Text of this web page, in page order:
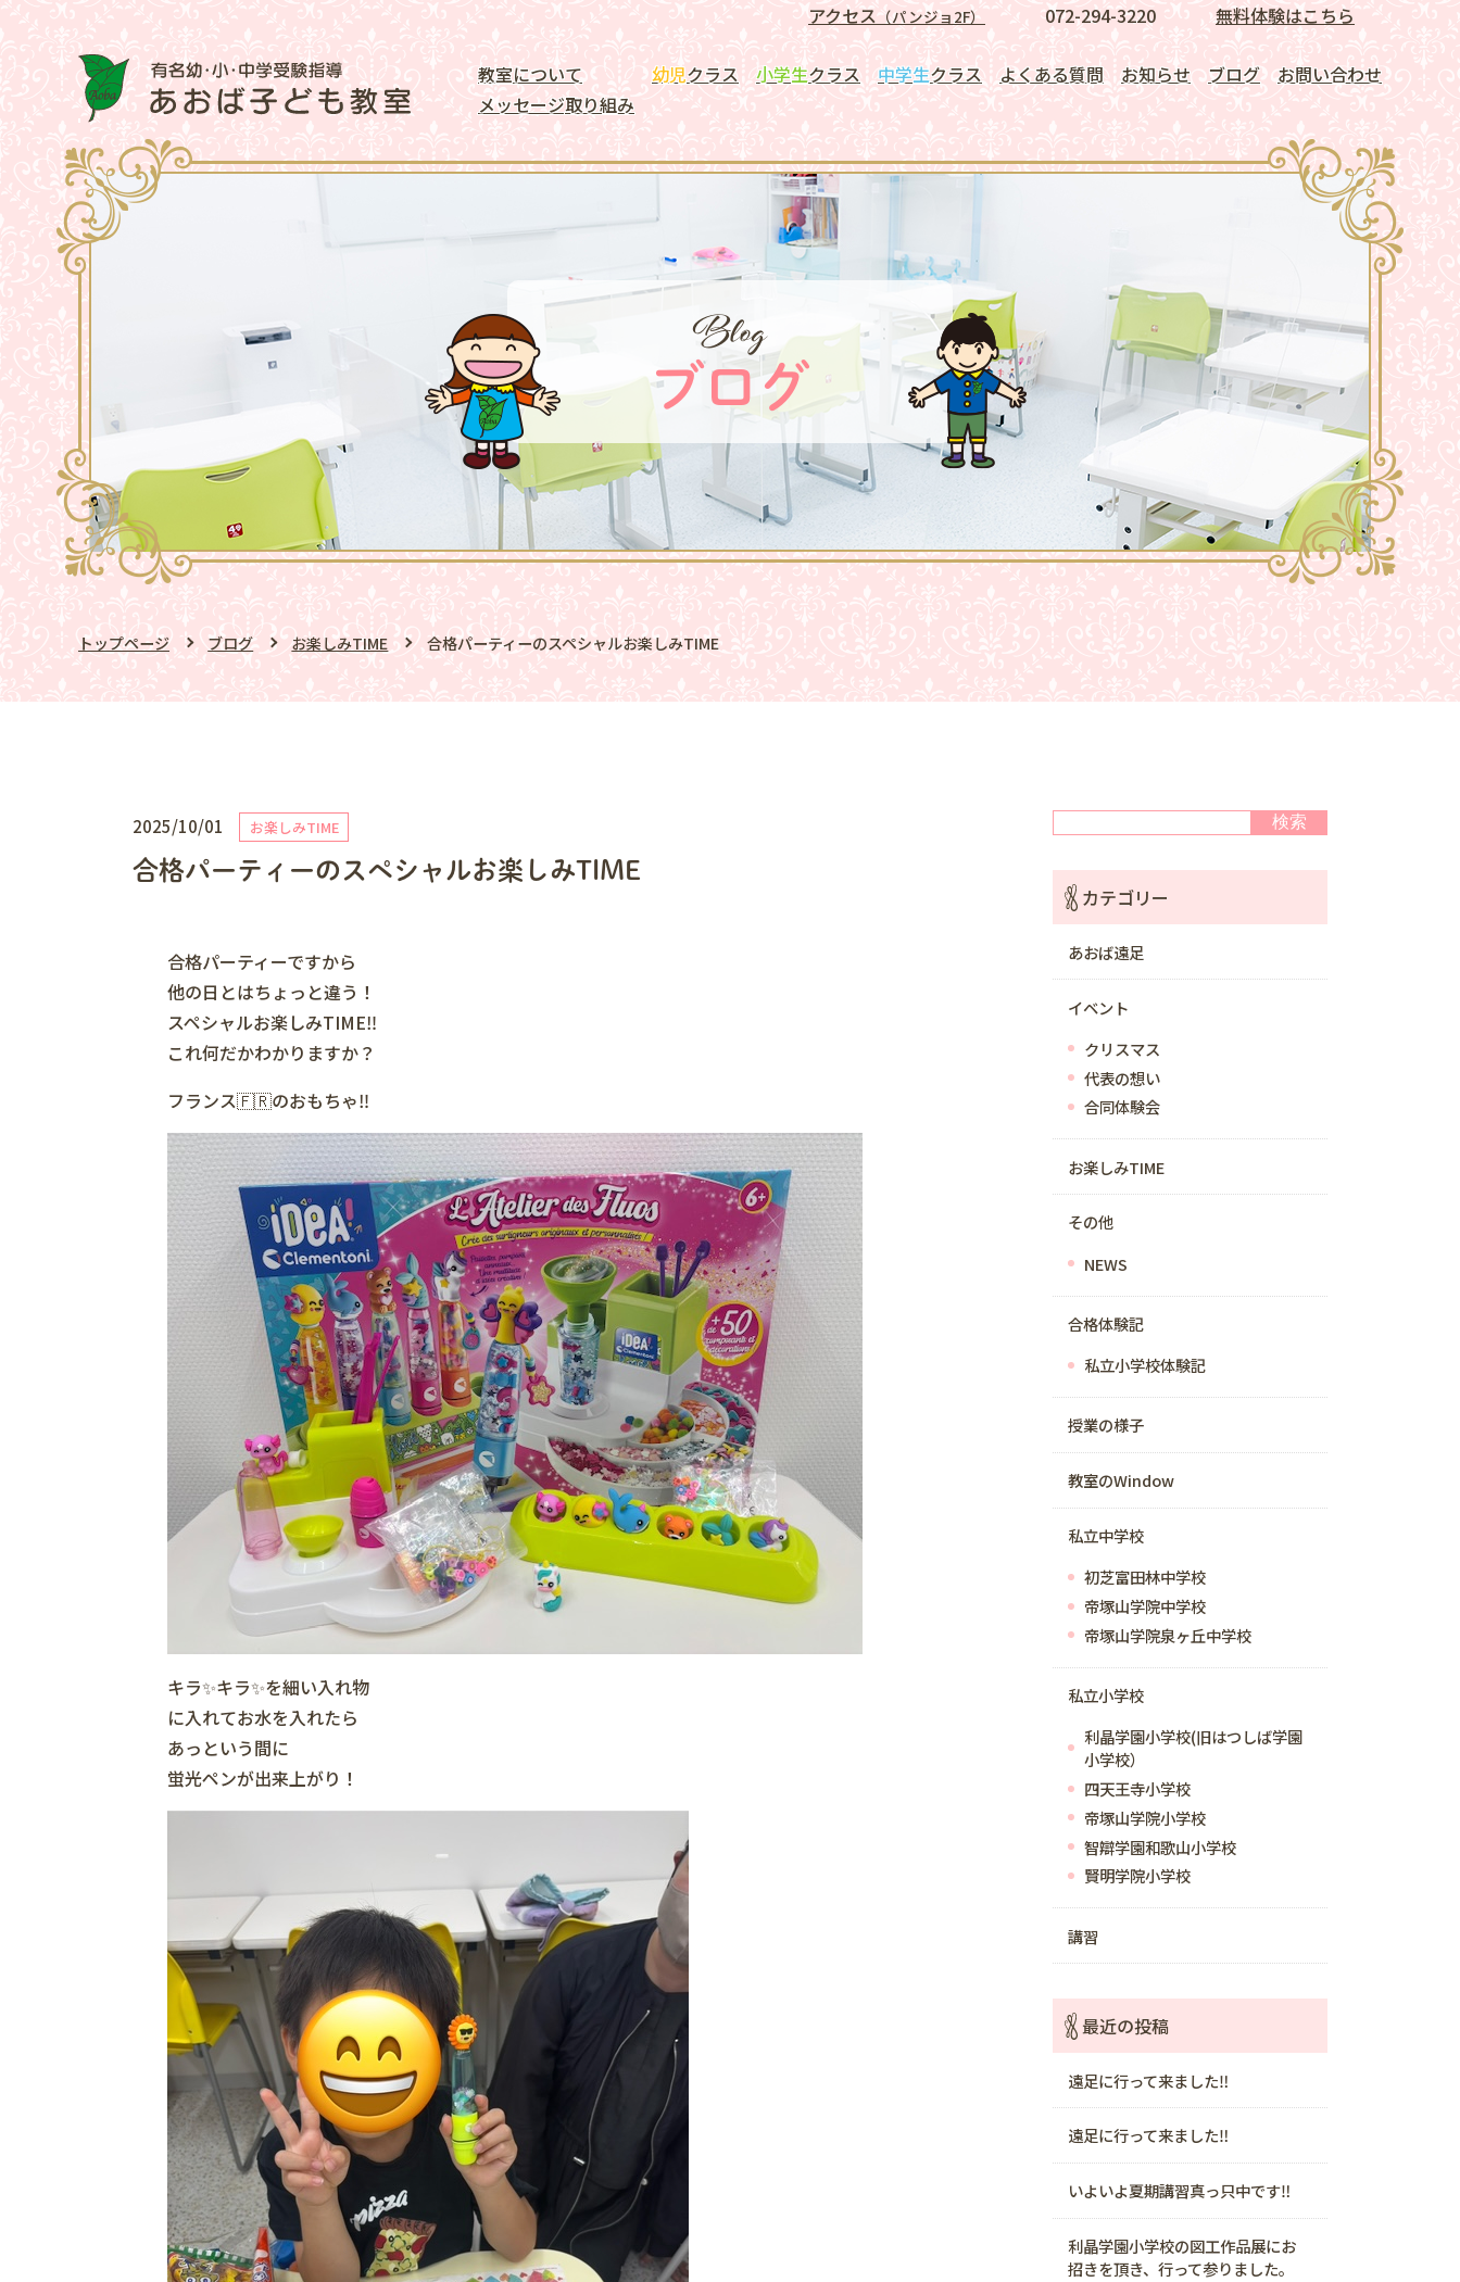
教室について
メッセージ取り組み
幼児クラス 小学生クラス 中学生クラス よくある質問 お知らせ ブログ お問い合わせ
アクセス （パンジョ2F） 072-294-3220 無料体験はこちら
Blog
ブログ
トップページ ブログ お楽しみTIME 合格パーティーのスペシャルお楽しみTIME
2025/10/01 お楽しみTIME
合格パーティーのスペシャルお楽しみTIME
合格パーティーですから
他の日とはちょっと違う！
スペシャルお楽しみTIME‼️
これ何だかわかりますか？
フランス🇫🇷のおもちゃ‼️
キラ✨キラ✨を細い入れ物
に入れてお水を入れたら
あっという間に
蛍光ペンが出来上がり！
検索
カテゴリー
あおば遠足
イベント
クリスマス
代表の想い
合同体験会
お楽しみTIME
その他
NEWS
合格体験記
私立小学校体験記
授業の様子
教室のWindow
私立中学校
初芝富田林中学校
帝塚山学院中学校
帝塚山学院泉ヶ丘中学校
私立小学校
利晶学園小学校(旧はつしば学園
小学校）
四天王寺小学校
帝塚山学院小学校
智辯学園和歌山小学校
賢明学院小学校
講習
最近の投稿
遠足に行って来ました‼️
遠足に行って来ました‼️
いよいよ夏期講習真っ只中です‼️
利晶学園小学校の図工作品展にお
招きを頂き、行って参りました。